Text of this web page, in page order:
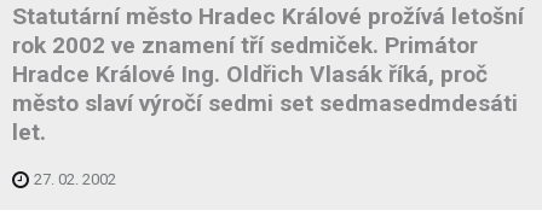
Statutární město Hradec Králové prožívá letošní
rok 2002 ve znamení tří sedmiček. Primátor
Hradce Králové Ing. Oldřich Vlasák říká, proč
město slaví výročí sedmi set sedmasedmdesáti
let.
27. 02. 2002